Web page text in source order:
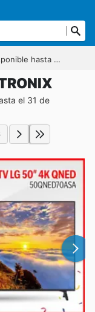
hasta el 31/12/2026
el 31 de